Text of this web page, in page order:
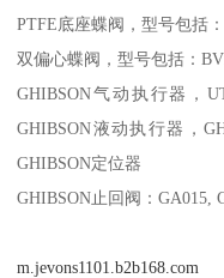
PTFE底座蝶阀，型号包括
双偏心蝶阀，型号包括：
GHIBSON气动执行器，
GHIBSON液动执行器，
GHIBSON定位器
GHIBSON止回阀：GA015,
m.jevons1101.b2b168.com